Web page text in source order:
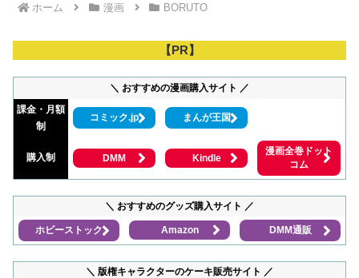
ホーム 漫画 BORUTO
【PR】
＼ おすすめの漫画購入サイト ／
課金・月額
制
コミック.jp まんが王国
購入制 DMM Kindle
漫画全巻ドット
コム
＼ おすすめのグッズ購入サイト ／
ホビーストック Amazon DMM通販
＼ 版権キャラクターのケーキ販売サイト ／